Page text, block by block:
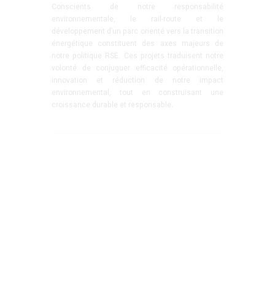
Conscients de notre responsabilité
environnementale, le rail-route et le
développement d’un parc orienté vers la transition
énergétique constituent des axes majeurs de
notre politique RSE. Ces projets traduisent notre
volonté de conjuguer efficacité opérationnelle,
innovation et réduction de notre impact
environnemental, tout en construisant une
croissance durable et responsable